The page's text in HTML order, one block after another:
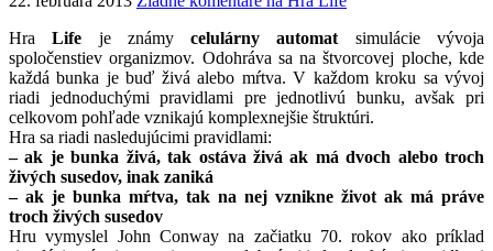
HraLife je známycelulárny automat simulácie vývoja
spoločenstiev organizmov. Odohráva sa na štvorcovej ploche, kde
každá bunka je buď živá alebo mŕtva. V každom kroku sa vývoj
riadi jednoduchými pravidlami pre jednotlivú bunku, avšak pri
celkovom pohľade vznikajú komplexnejšie štruktúri.
Hra sa riadi nasledujúcimi pravidlami:
– ak je bunka živá, tak ostáva živá ak má dvoch alebo troch
živých susedov, inak zaniká
– ak je bunka mŕtva, tak na nej vznikne život ak má práve
troch živých susedov
Hru vymyslel John Conway na začiatku 70. rokov ako príklad